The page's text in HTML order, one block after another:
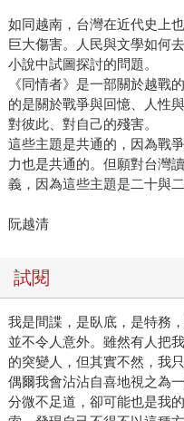
如同越南，台灣在近代史上
巨大傷害。人民與文學如何
小說中試圖探討的問題。
《同情者》是一部關於越戰
的是關於戰爭與回憶、人性
對彼此、對自己的殘害。
這些主題是共通的，因為戰
力也是共通的。但願對台灣
義，因為這些主題是二十與
阮越清
試閱
我是間諜，是臥底，是特務
並不令人意外。雖然有人把
的突變人，但其實不然，我
偶爾我會沾沾自喜地視之為
分微不足道，卻可能也是我